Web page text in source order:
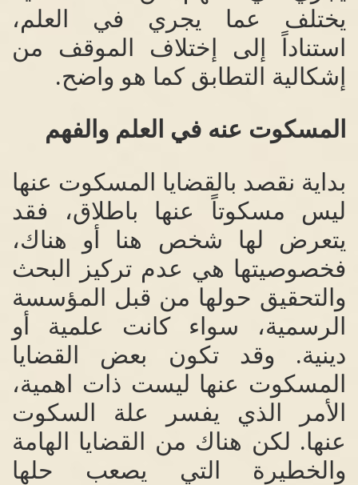
يختلف عما يجري في العلم،
استناداً إلى إختلاف الموقف من
إشكالية التطابق كما هو واضح.
المسكوت عنه في العلم والفهم
بداية نقصد بالقضايا المسكوت عنها
ليس مسكوتاً عنها باطلاق، فقد
يتعرض لها شخص هنا أو هناك،
فخصوصيتها هي عدم تركيز البحث
والتحقيق حولها من قبل المؤسسة
الرسمية، سواء كانت علمية أو
دينية. وقد تكون بعض القضايا
المسكوت عنها ليست ذات اهمية،
الأمر الذي يفسر علة السكوت
عنها. لكن هناك من القضايا الهامة
والخطيرة التي يصعب حلها